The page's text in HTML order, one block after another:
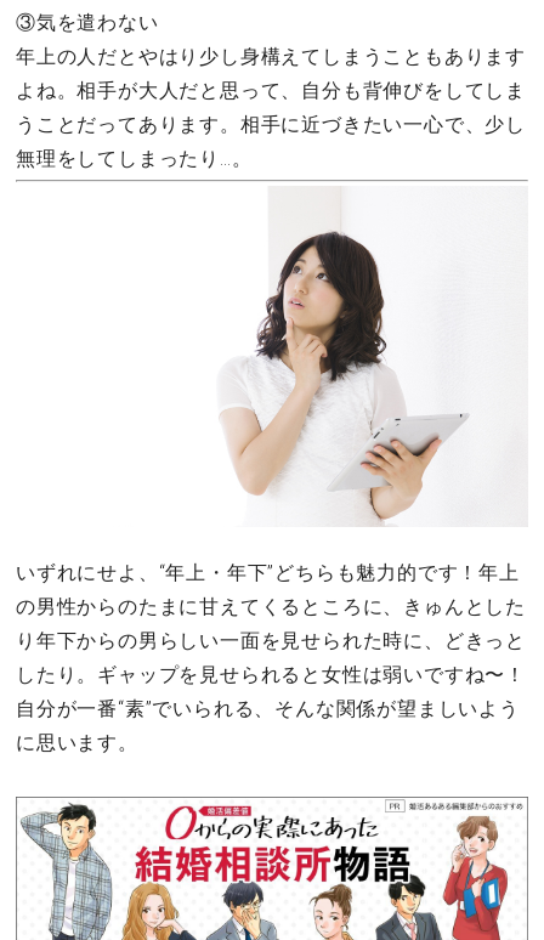
③気を遣わない
年上の人だとやはり少し身構えてしまうこともあります
よね。相手が大人だと思って、自分も背伸びをしてしま
うことだってあります。相手に近づきたい一心で、少し
無理をしてしまったり…。
いずれにせよ、“年上・年下”どちらも魅力的です！年上
の男性からのたまに甘えてくるところに、きゅんとした
り年下からの男らしい一面を見せられた時に、どきっと
したり。ギャップを見せられると女性は弱いですね〜！
自分が一番“素”でいられる、そんな関係が望ましいよう
に思います。